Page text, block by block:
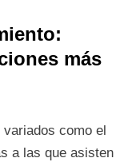
más
como el
a las que asisten